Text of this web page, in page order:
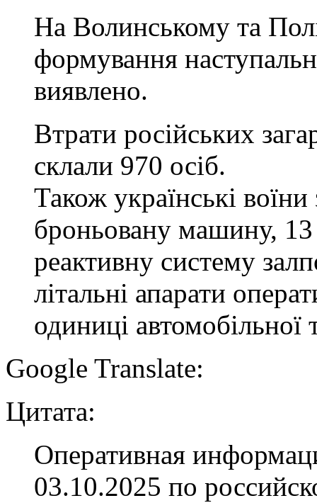
На Волинському та
формування
виявлено.
Втрати російських
склали 970 осіб.
Також українські
броньовану машину, 13
реактивну систему
літальні апарати
одиниці автомобільної
Google Translate:
Цитата:
Оперативная
03.10.2025 по